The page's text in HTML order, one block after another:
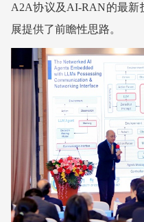
A2A协议及AI-RAN的最新
展提供了前瞻性思路。